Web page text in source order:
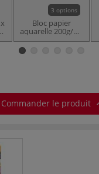
3 options
Bloc papier
aquarelle 200g/m²
N°3 Gerstaecker
Commander le produit